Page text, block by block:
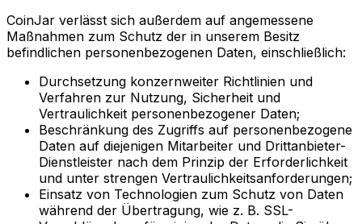
CoinJar verlässt sich außerdem auf angemessene
Maßnahmen zum Schutz der in unserem Besitz
befindlichen personenbezogenen Daten, einschließlich:
Durchsetzung konzernweiter Richtlinien und
Verfahren zur Nutzung, Sicherheit und
Vertraulichkeit personenbezogener Daten;
Beschränkung des Zugriffs auf personenbezogene
Daten auf diejenigen Mitarbeiter und Drittanbieter-
Dienstleister nach dem Prinzip der Erforderlichkeit
und unter strengen Vertraulichkeitsanforderungen;
Einsatz von Technologien zum Schutz von Daten
während der Übertragung, wie z. B. SSL-